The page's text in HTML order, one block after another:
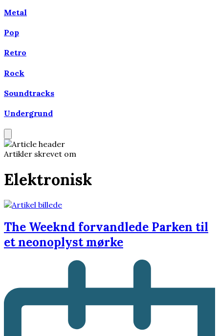
Metal
Pop
Retro
Rock
Soundtracks
Undergrund
Artikler skrevet om
Elektronisk
The Weeknd forvandlede Parken til
et neonoplyst mørke